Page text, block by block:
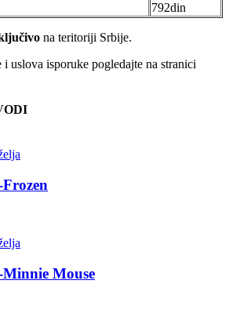
792din
na teritoriji Srbije.
uslova isporuke pogledajte na stranici
Minnie Mouse